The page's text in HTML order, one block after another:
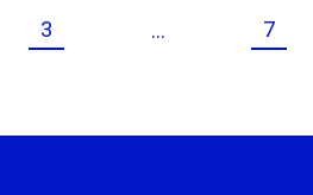
3 ... 7